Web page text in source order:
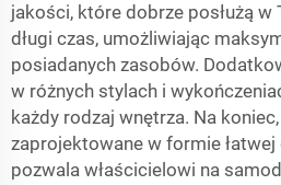
jakości, które dobrze posłużą
długi czas, umożliwiając
posiadanych zasobów.
w różnych stylach i
każdy rodzaj wnętrza. Na
zaprojektowane w formie
pozwala właścicielowi na